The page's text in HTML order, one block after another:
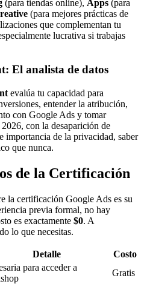
(para tiendas online), Apps (para
(para mejores prácticas de
que complementan tu
lucrativa si trabajas
El analista de datos
evalúa tu capacidad para
entender la atribución,
con Google Ads y tomar
con la desaparición de
importancia de la privacidad, saber
que nunca.
de la Certificación
la certificación Google Ads es su
previa formal, no hay
es exactamente $0. A
lo que necesitas.
Detalle
Costo
para acceder a
Gratis